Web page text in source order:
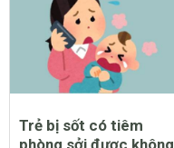
Trẻ bị sốt có tiêm